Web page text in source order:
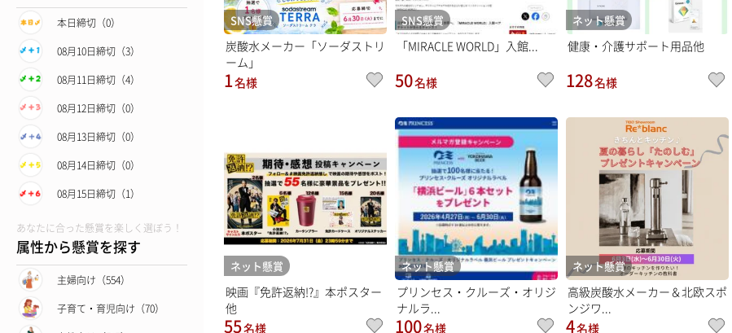
本日締切（0）
08月10日締切（3）
08月11日締切（4）
08月12日締切（0）
08月13日締切（0）
08月14日締切（0）
08月15日締切（1）
あなたに合った懸賞を楽しく選ぼう！
属性から懸賞を探す
主婦向け（554）
子育て・育児向け（70）
SNS懸賞
炭酸水メーカー「ソーダストリ
ーム」
1名様
SNS懸賞
「MIRACLE WORLD」入館...
50名様
ネット懸賞
健康・介護サポート用品他
128名様
ネット懸賞
映画『免許返納!?』本ポスター
他
55名様
ネット懸賞
プリンセス・クルーズ・オリジ
ナルラ...
100名様
ネット懸賞
高級炭酸水メーカー＆北欧スポ
ンジワ...
4名様